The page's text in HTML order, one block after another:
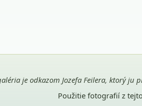
je odkazom Jozefa Feilera, ktorý
Použitie fotografií z